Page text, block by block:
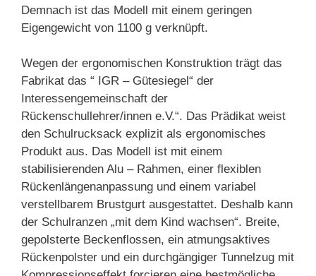
Demnach ist das Modell mit einem geringen
Eigengewicht von 1100 g verknüpft.
Wegen der ergonomischen Konstruktion trägt das
Fabrikat das “ IGR – Gütesiegel“ der
Interessengemeinschaft der
Rückenschullehrer/innen e.V.“. Das Prädikat weist
den Schulrucksack explizit als ergonomisches
Produkt aus. Das Modell ist mit einem
stabilisierenden Alu – Rahmen, einer flexiblen
Rückenlängenanpassung und einem variabel
verstellbarem Brustgurt ausgestattet. Deshalb kann
der Schulranzen „mit dem Kind wachsen“. Breite,
gepolsterte Beckenflossen, ein atmungsaktives
Rückenpolster und ein durchgängiger Tunnelzug mit